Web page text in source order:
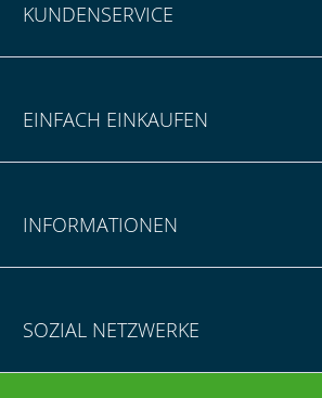
KUNDENSERVICE
EINFACH EINKAUFEN
INFORMATIONEN
SOZIAL NETZWERKE